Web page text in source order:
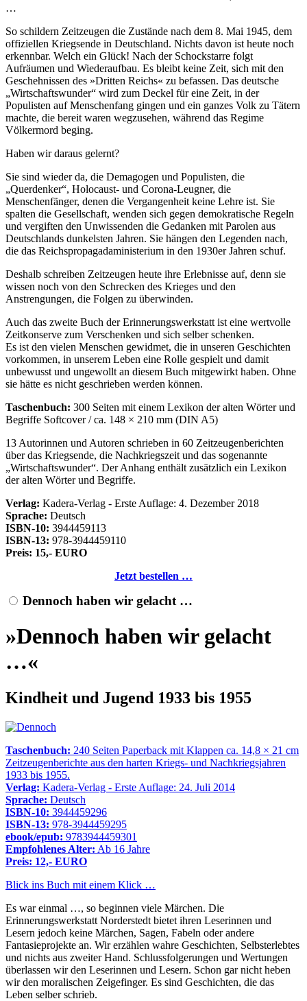
…
So schildern Zeitzeugen die Zustände nach dem 8. Mai 1945, dem
offiziellen Kriegsende in Deutschland. Nichts davon ist heute noch
erkennbar. Welch ein Glück! Nach der Schockstarre folgt
Aufräumen und Wiederaufbau. Es bleibt keine Zeit, sich mit den
Geschehnissen des »Dritten Reichs« zu befassen. Das deutsche
Wirtschaftswunder
wird zum Deckel für eine Zeit, in der
Populisten auf Menschenfang gingen und ein ganzes Volk zu Tätern
machte, die bereit waren wegzusehen, während das Regime
Völkermord beging.
Haben wir daraus gelernt?
Sie sind wieder da, die Demagogen und Populisten, die
Querdenker , Holocaust- und Corona-Leugner, die
Menschenfänger, denen die Vergangenheit keine Lehre ist. Sie
spalten die Gesellschaft, wenden sich gegen demokratische Regeln
und vergiften den Unwissenden die Gedanken mit Parolen aus
Deutschlands dunkelsten Jahren. Sie hängen den Legenden nach,
die das Reichspropagadaministerium in den 1930er Jahren schuf.
Deshalb schreiben Zeitzeugen heute ihre Erlebnisse auf, denn sie
wissen noch von den Schrecken des Krieges und den
Anstrengungen, die Folgen zu überwinden.
Auch das zweite Buch der Erinnerungswerkstatt ist eine wertvolle
Zeitkonserve zum Verschenken und sich selber schenken.
Es ist den vielen Menschen gewidmet, die in unseren Geschichten
vorkommen, in unserem Leben eine Rolle gespielt und damit
unbewusst und ungewollt an diesem Buch mitgewirkt haben. Ohne
sie hätte es nicht geschrieben werden können.
Taschenbuch: 300 Seiten mit einem Lexikon der alten Wörter und
Begriffe Softcover / ca. 148 × 210 mm (DIN A5)
13 Autorinnen und Autoren schrieben in 60 Zeitzeugenberichten
über das Kriegsende, die Nachkriegszeit und das sogenannte
Wirtschaftswunder . Der Anhang enthält zusätzlich ein Lexikon
der alten Wörter und Begriffe.
Verlag: Kadera-Verlag - Erste Auflage: 4. Dezember 2018
Sprache: Deutsch
ISBN-10: 3944459113
ISBN-13: 978-3944459110
Preis: 15,- EURO
Jetzt bestellen …
Dennoch haben wir gelacht …
»Dennoch haben wir gelacht
…«
Kindheit und Jugend 1933 bis 1955
Taschenbuch: 240 Seiten Paperback mit Klappen ca. 14,8 × 21 cm
Zeitzeugenberichte aus den harten Kriegs- und Nachkriegsjahren
1933 bis 1955.
Verlag: Kadera-Verlag - Erste Auflage: 24. Juli 2014
Sprache: Deutsch
ISBN-10: 3944459296
ISBN-13: 978-3944459295
ebook/epub: 9783944459301
Empfohlenes Alter: Ab 16 Jahre
Preis: 12,- EURO
Blick ins Buch mit einem Klick …
Es war einmal …, so beginnen viele Märchen. Die
Erinnerungswerkstatt Norderstedt bietet ihren Leserinnen und
Lesern jedoch keine Märchen, Sagen, Fabeln oder andere
Fantasieprojekte an. Wir erzählen wahre Geschichten, Selbsterlebtes
und nichts aus zweiter Hand. Schlussfolgerungen und Wertungen
überlassen wir den Leserinnen und Lesern. Schon gar nicht heben
wir den moralischen Zeigefinger. Es sind Geschichten, die das
Leben selber schrieb.